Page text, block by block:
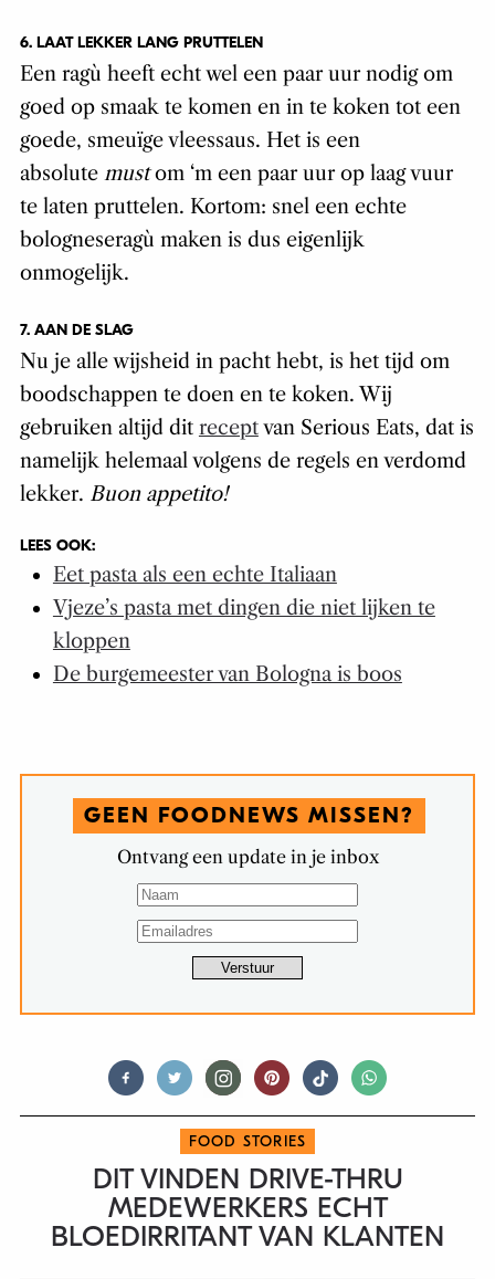
6. LAAT LEKKER LANG PRUTTELEN
Een ragù heeft echt wel een paar uur nodig om
goed op smaak te komen en in te koken tot een
goede, smeuïge vleessaus. Het is een
absolute mustom ‘m een paar uur op laag vuur
te laten pruttelen. Kortom: snel een echte
bologneseragù maken is dus eigenlijk
onmogelijk.
7. AAN DE SLAG
Nu je alle wijsheid in pacht hebt, is het tijd om
boodschappen te doen en te koken. Wij
gebruiken altijd dit receptvan Serious Eats, dat is
namelijk helemaal volgens de regels en verdomd
lekker. Buon appetito!
LEES OOK:
Eet pasta als een echte Italiaan
Vjeze’s pasta met dingen die niet lijken te
kloppen
De burgemeester van Bologna is boos
GEEN FOODNEWS MISSEN?
Ontvang een update in je inbox
FOOD STORIES
DIT VINDEN DRIVE-THRU
MEDEWERKERS ECHT
BLOEDIRRITANT VAN KLANTEN